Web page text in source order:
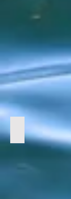
3. Senk ned